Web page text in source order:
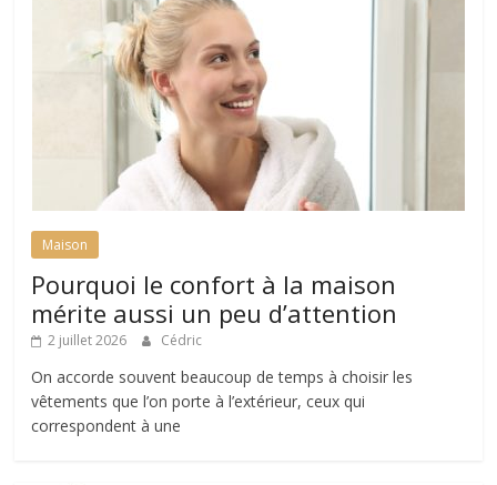
Maison
Pourquoi le confort à la maison
mérite aussi un peu d’attention
2 juillet 2026 Cédric
On accorde souvent beaucoup de temps à choisir les
vêtements que l’on porte à l’extérieur, ceux qui
correspondent à une